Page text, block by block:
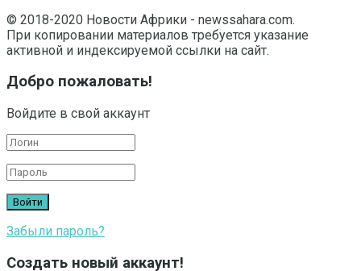
© 2018-2020 Новости Африки - newssahara.com.
При копировании материалов требуется указание
активной и индексируемой ссылки на сайт.
Добро пожаловать!
Войдите в свой аккаунт
Забыли пароль?
Создать новый аккаунт!